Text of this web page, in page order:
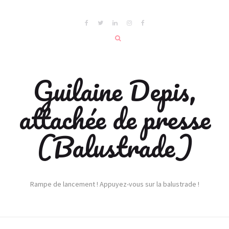
Guilaine Depis,
attachée de presse
(Balustrade)
Rampe de lancement ! Appuyez-vous sur la balustrade !